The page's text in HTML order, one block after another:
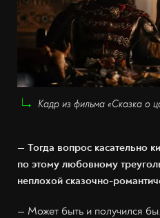
Кадр из фильма «Сказка о
— Тогда вопрос касательно
по этому любовному
неплохой сказочно-
— Может быть и получился